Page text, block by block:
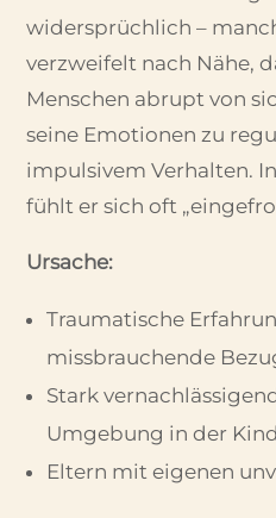
widersprüchlich –
verzweifelt nach Nähe,
Menschen abrupt von
seine Emotionen zu
impulsivem Verhalten.
fühlt er sich oft
Ursache:
Traumatische
missbrauchende
Stark
Umgebung in der
Eltern mit eigenen